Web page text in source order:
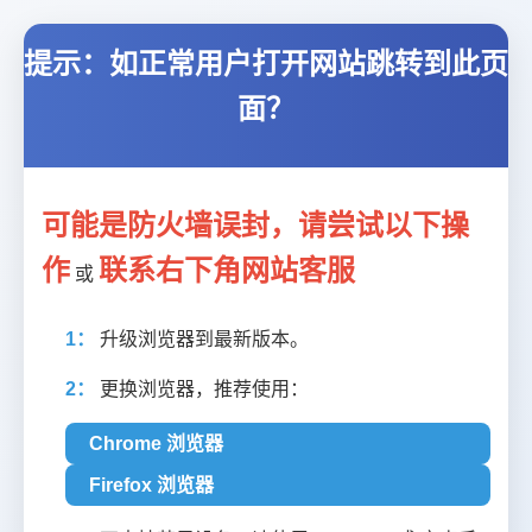
提示：如正常用户打开网站跳转到此页
面？
可能是防火墙误封，请尝试以下操
作 或 联系右下角网站客服
1： 升级浏览器到最新版本。
2： 更换浏览器，推荐使用：
Chrome 浏览器
Firefox 浏览器